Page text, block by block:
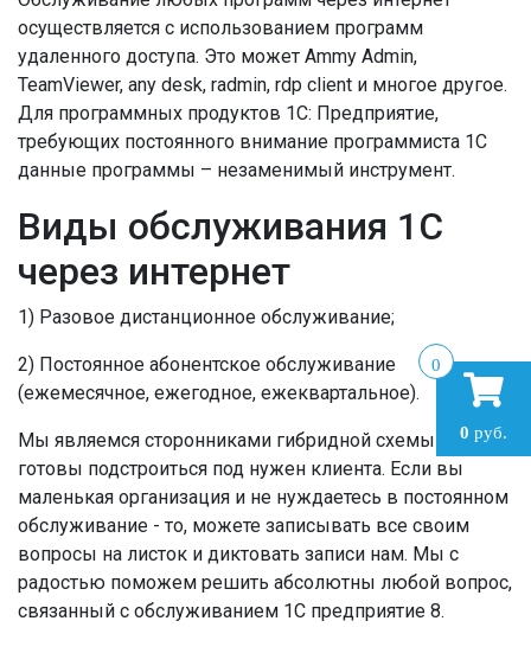
осуществляется с использованием программ
удаленного доступа. Это может Ammy Admin,
TeamViewer, any desk, radmin, rdp client и многое другое.
Для программных продуктов 1С: Предприятие,
требующих постоянного внимание программиста 1С
данные программы – незаменимый инструмент.
Виды обслуживания 1С
через интернет
1) Разовое дистанционное обслуживание;
2) Постоянное абонентское обслуживание
(ежемесячное, ежегодное, ежеквартальное).
Мы являемся сторонниками гибридной схемы и
готовы подстроиться под нужен клиента. Если вы
маленькая организация и не нуждаетесь в постоянном
обслуживание - то, можете записывать все своим
вопросы на листок и диктовать записи нам. Мы с
радостью поможем решить абсолютны любой вопрос,
связанный с обслуживанием 1С предприятие 8.
0
0 руб.